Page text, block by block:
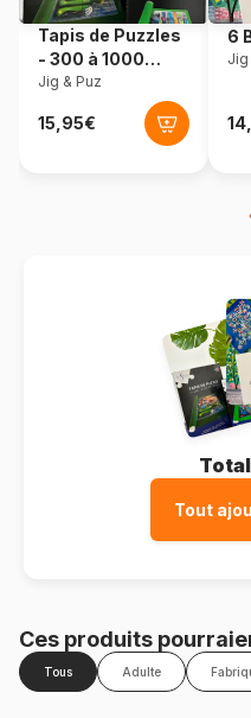
Dimensions
Tapis de Puzzles
- 300 à 1000
pièces
Jig & Puz
6
Jig
Tout
Ces produits
Tous Adulte